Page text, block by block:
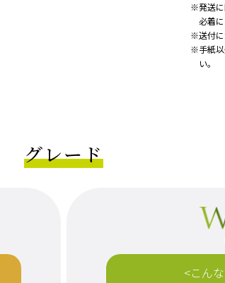
※発送に
必着
※送付に
※手紙以
い。
グレード
<こん